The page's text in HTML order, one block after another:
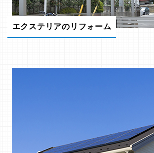
エクステリアのリフォーム